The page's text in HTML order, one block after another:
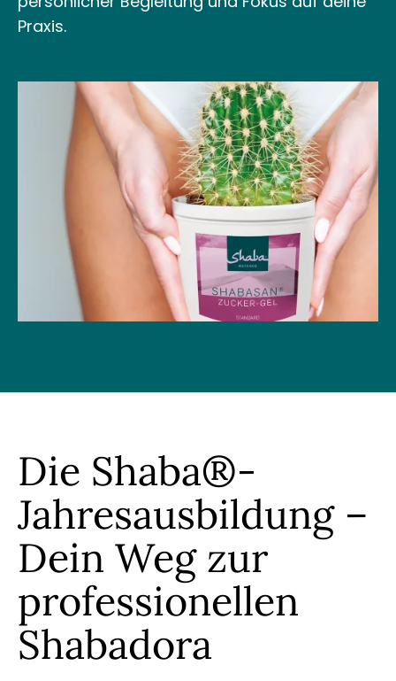
Praxis.
Die Shaba®-
Jahresausbildung –
Dein Weg zur
professionellen
Shabadora